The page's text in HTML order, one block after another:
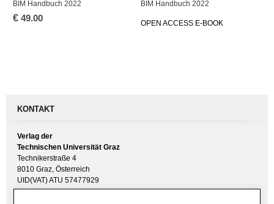
BIM Hand­buch 2022
€ 49.00
BIM Hand­buch 2022
OPEN AC­CESS E-BOOK
KONTAKT
Verlag der
Technischen Universität Graz
Technikerstraße 4
8010 Graz, Österreich
UID(VAT) ATU 57477929